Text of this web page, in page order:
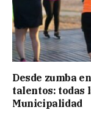
Desde zumba
talentos: todas
Municipalidad